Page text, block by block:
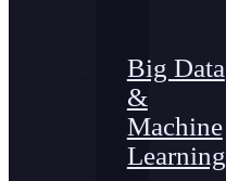
Big Data
&
Machine
Learning